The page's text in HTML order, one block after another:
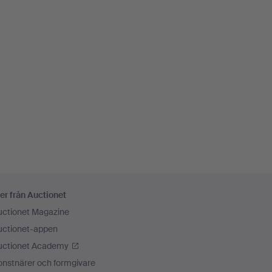
från Auctionet
Magazine
appen
Academy
och formgivare